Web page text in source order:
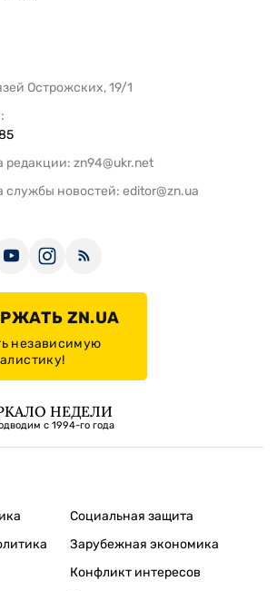
Острожских, 19/1
редакции: zn94@ukr.net
службы новостей: editor@zn.ua
ZN.UA
независимую
НЕДЕЛИ
с 1994-го года
Социальная защита
Зарубежная экономика
Конфликт интересов